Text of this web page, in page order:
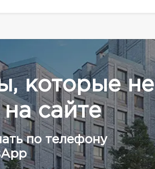
которые не
сайте
по телефону